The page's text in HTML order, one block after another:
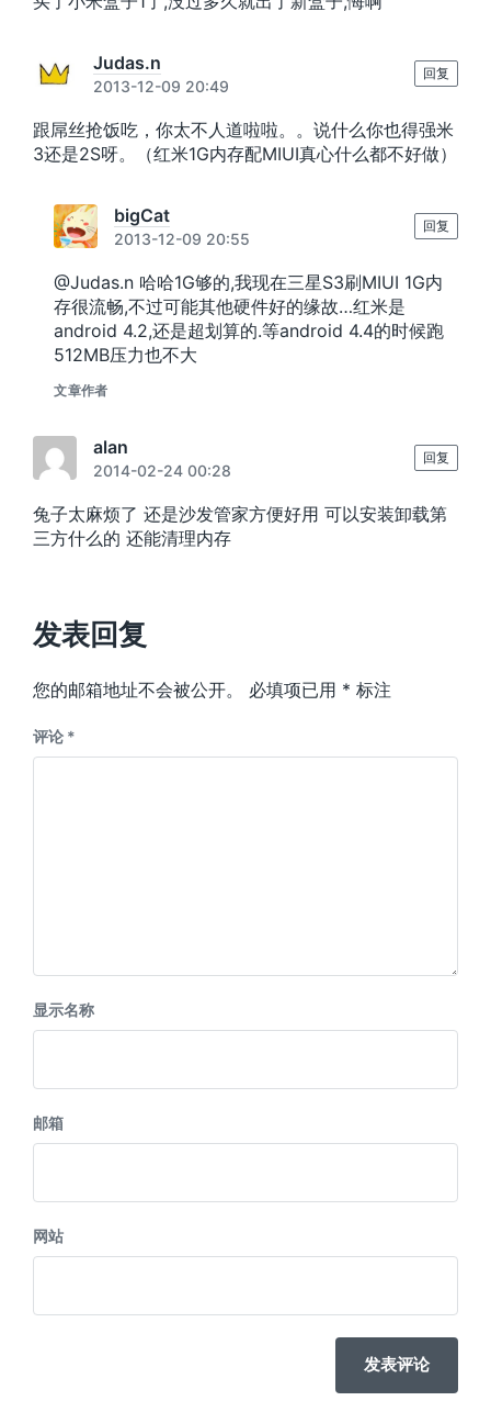
Judas.n
2013-12-09 20:49
跟屌丝抢饭吃，你太不人道啦啦。。说什么你也得强米
3还是2S呀。（红米1G内存配MIUI真心什么都不好做）
回复
bigCat
2013-12-09 20:55
@Judas.n 哈哈1G够的,我现在三星S3刷MIUI 1G内
存很流畅,不过可能其他硬件好的缘故…红米是
android 4.2,还是超划算的.等android 4.4的时候跑
512MB压力也不大
文章作者
回复
alan
2014-02-24 00:28
兔子太麻烦了 还是沙发管家方便好用 可以安装卸载第
三方什么的 还能清理内存
回复
发表回复
您的邮箱地址不会被公开。 必填项已用 * 标注
评论 *
显示名称
邮箱
网站